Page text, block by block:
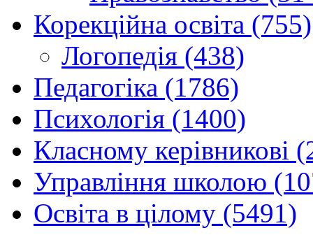
Корекційна освіта (755)
Логопедія (438)
Педагогіка (1786)
Психологія (1400)
Класному керівникові
Управління школою
Освіта в цілому (5491)